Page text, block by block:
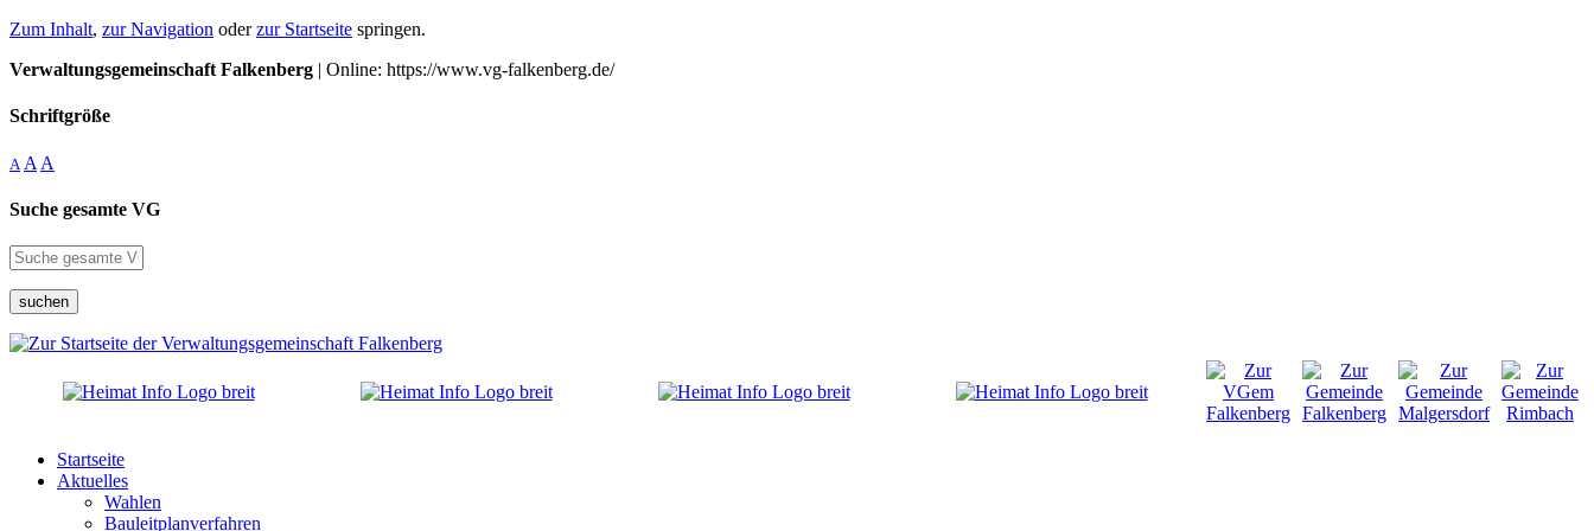
Zum Inhalt, zur Navigation oderzur Startseite springen.
Verwaltungsgemeinschaft Falkenberg | Online: https://www.vg-falkenberg.de/
Schriftgröße
A A A
Suche gesamte VG
suchen
Startseite
Aktuelles
Wahlen
Bauleitplanverfahren